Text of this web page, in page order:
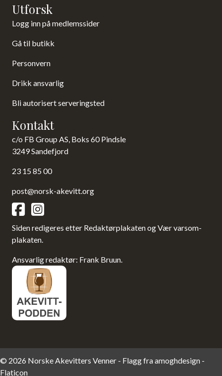
Utforsk
Logg inn på medlemssider
Gå til butikk
Personvern
Drikk ansvarlig
Bli autorisert serveringsted
Kontakt
c/o FB Group AS, Boks 60 Pindsle
3249 Sandefjord
23 15 85 00
post@norsk-akevitt.org
Siden redigeres etter Redaktørplakaten og Vær varsom-
plakaten.
Ansvarlig redaktør: Frank Bruun.
© 2026 Norske Akevitters Venner - Flagg fraamoghdesign -
Flaticon